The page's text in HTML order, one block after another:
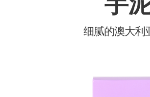
细腻的澳大利